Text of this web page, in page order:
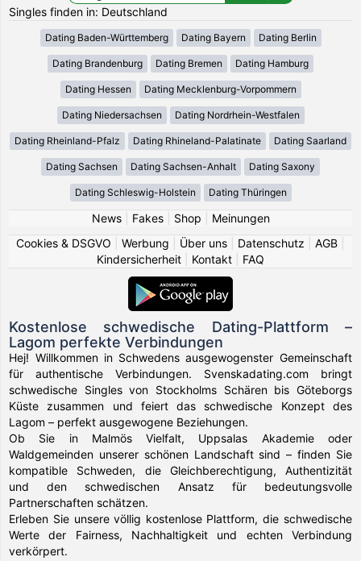
Singles finden in: Deutschland
Dating Baden-Württemberg Dating Bayern Dating Berlin
Dating Brandenburg Dating Bremen Dating Hamburg
Dating Hessen Dating Mecklenburg-Vorpommern
Dating Niedersachsen Dating Nordrhein-Westfalen
Dating Rheinland-Pfalz Dating Rhineland-Palatinate Dating Saarland
Dating Sachsen Dating Sachsen-Anhalt Dating Saxony
Dating Schleswig-Holstein Dating Thüringen
News| Fakes| Shop
Meinungen
Cookies & DSGVO
Werbung Über uns Datenschutz AGB
Kindersicherheit
Kontakt FAQ
Kostenlose schwedische Dating-Plattform –
Lagom perfekte Verbindungen
Hej! Willkommen in Schwedens ausgewogenster Gemeinschaft
für authentische Verbindungen. Svenskadating.com bringt
schwedische Singles von Stockholms Schären bis Göteborgs
Küste zusammen und feiert das schwedische Konzept des
Lagom – perfekt ausgewogene Beziehungen.
Ob Sie in Malmös Vielfalt, Uppsalas Akademie oder
Waldgemeinden unserer schönen Landschaft sind – finden Sie
kompatible Schweden, die Gleichberechtigung, Authentizität
und den schwedischen Ansatz für bedeutungsvolle
Partnerschaften schätzen.
Erleben Sie unsere völlig kostenlose Plattform, die schwedische
Werte der Fairness, Nachhaltigkeit und echten Verbindung
verkörpert.